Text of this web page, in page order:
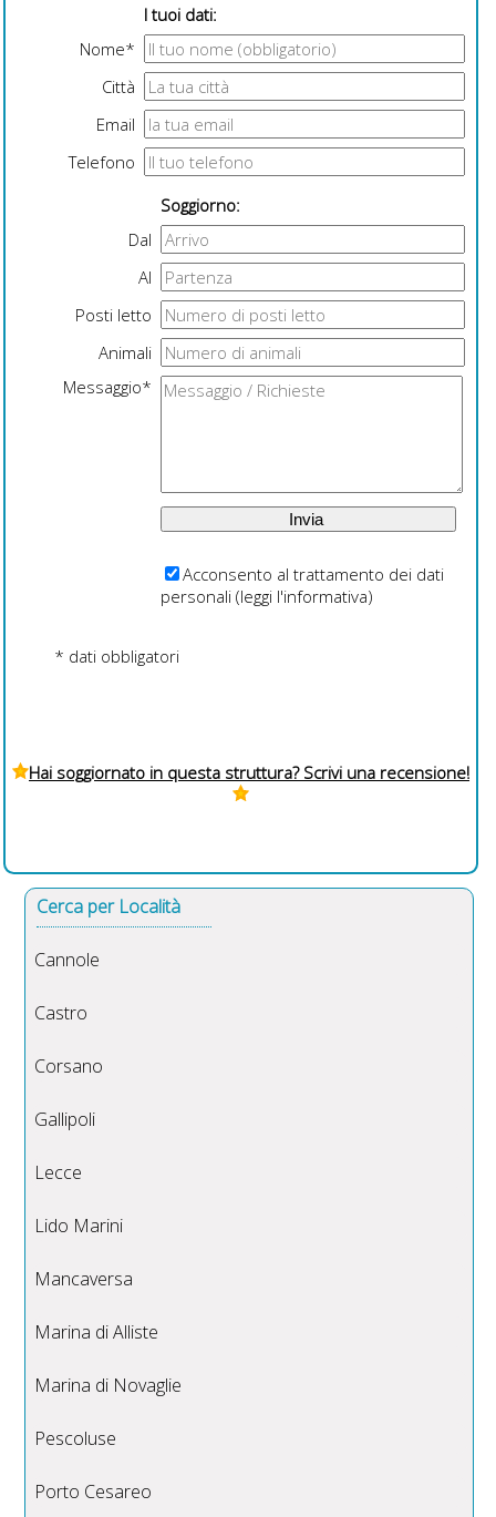
I tuoi dati:
Nome*
Città
Email
Telefono
Soggiorno:
Dal
Al
Posti letto
Animali
Messaggio*
Acconsento al trattamento dei dati
personali (leggi l'informativa)
* dati obbligatori
Hai soggiornato in questa struttura? Scrivi una recensione!
Cerca per Località
Cannole
Castro
Corsano
Gallipoli
Lecce
Lido Marini
Mancaversa
Marina di Alliste
Marina di Novaglie
Pescoluse
Porto Cesareo